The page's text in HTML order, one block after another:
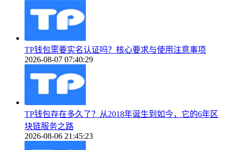
TP钱包需要实名认证吗？核心要求与使用注意事项
2026-08-07 07:40:29
TP钱包存在多久了？从2018年诞生到如今，它的6年区
块链服务之路
2026-08-06 21:45:23